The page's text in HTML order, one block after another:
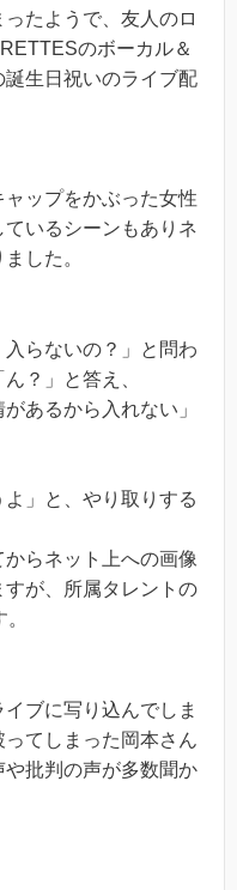
たようで、友人のロ
のボーカル＆
生日祝いのライブ配
ップをかぶった女性
いるシーンもありネ
した。
らないの？」と問わ
？」と答え、
あるから入れない」
よ」と、やり取りする
らネット上への画像
が、所属タレントの
ブに写り込んでしま
てしまった岡本さん
批判の声が多数聞か